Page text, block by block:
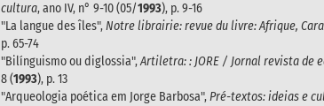
cultura, ano IV, n° 9-10 (05/1993), p. 9-16
"La langue des îles",Notre librairie: revue du livre: Afrique,
p. 65-74
"Bilínguismo ou diglossia",Artiletra: : JORE / Jornal revista de
8 (1993), p. 13
"Arqueologia poética em Jorge Barbosa",Pré-textos: ideias e